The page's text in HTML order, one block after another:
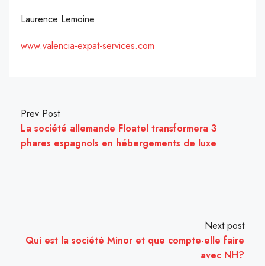
Laurence Lemoine
www.valencia-expat-services.com
Prev Post
La société allemande Floatel transformera 3
phares espagnols en hébergements de luxe
Next post
Qui est la société Minor et que compte-elle faire
avec NH?